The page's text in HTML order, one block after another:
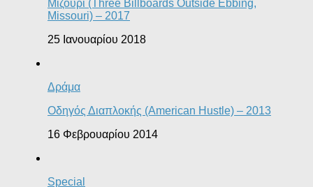
Μιζούρι (Three Billboards Outside Ebbing,
Missouri) – 2017
25 Ιανουαρίου 2018
Δράμα
Οδηγός Διαπλοκής (American Hustle) – 2013
16 Φεβρουαρίου 2014
Special